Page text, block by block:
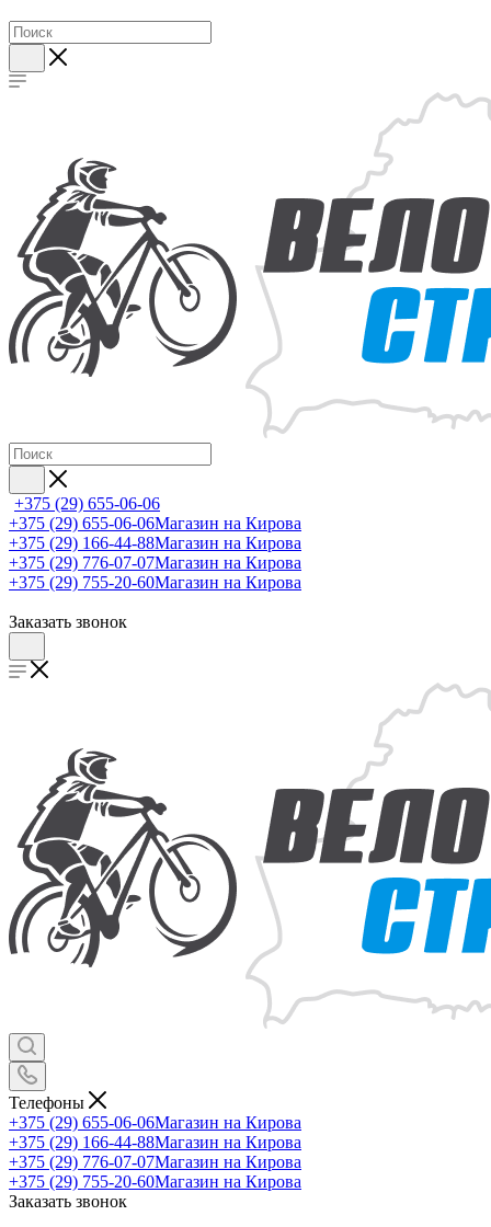
+375 (29) 655-06-06
+375 (29) 655-06-06Магазин на Кирова
+375 (29) 166-44-88Магазин на Кирова
+375 (29) 776-07-07Магазин на Кирова
+375 (29) 755-20-60Магазин на Кирова
Заказать звонок
Телефоны
+375 (29) 655-06-06Магазин на Кирова
+375 (29) 166-44-88Магазин на Кирова
+375 (29) 776-07-07Магазин на Кирова
+375 (29) 755-20-60Магазин на Кирова
Заказать звонок